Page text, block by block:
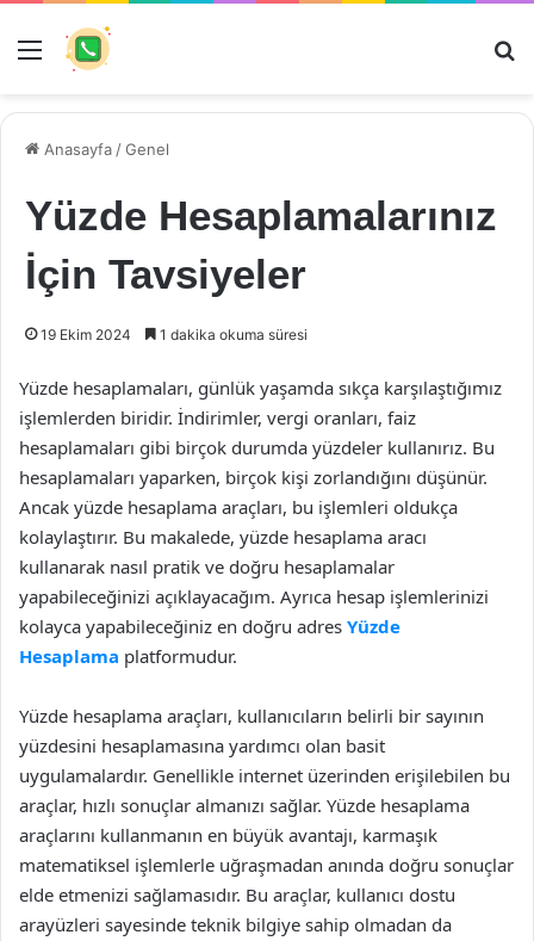
Menü
Anasayfa /Genel
Yüzde Hesaplamalarınız
İçin Tavsiyeler
19 Ekim 2024 1 dakika okuma süresi
Yüzde hesaplamaları, günlük yaşamda sıkça karşılaştığımız
işlemlerden biridir. İndirimler, vergi oranları, faiz
hesaplamaları gibi birçok durumda yüzdeler kullanırız. Bu
hesaplamaları yaparken, birçok kişi zorlandığını düşünür.
Ancak yüzde hesaplama araçları, bu işlemleri oldukça
kolaylaştırır. Bu makalede, yüzde hesaplama aracı
kullanarak nasıl pratik ve doğru hesaplamalar
yapabileceğinizi açıklayacağım. Ayrıca hesap işlemlerinizi
kolayca yapabileceğiniz en doğru adres Yüzde
Hesaplama platformudur.
Yüzde hesaplama araçları, kullanıcıların belirli bir sayının
yüzdesini hesaplamasına yardımcı olan basit
uygulamalardır. Genellikle internet üzerinden erişilebilen bu
araçlar, hızlı sonuçlar almanızı sağlar. Yüzde hesaplama
araçlarını kullanmanın en büyük avantajı, karmaşık
matematiksel işlemlerle uğraşmadan anında doğru sonuçlar
elde etmenizi sağlamasıdır. Bu araçlar, kullanıcı dostu
arayüzleri sayesinde teknik bilgiye sahip olmadan da